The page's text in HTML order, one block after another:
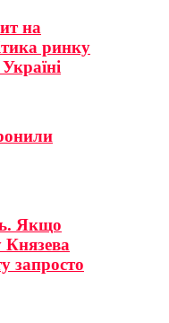
на
ринку
Якщо
Князева
запросто